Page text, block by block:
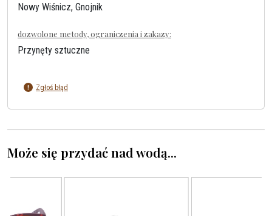
Nowy Wiśnicz, Gnojnik
dozwolone metody, ograniczenia i zakazy:
Przynęty sztuczne
Zgłoś błąd
Może się przydać nad wodą...